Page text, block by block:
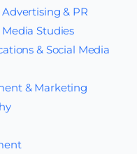
& PR
Studies
& Social Media
& Marketing